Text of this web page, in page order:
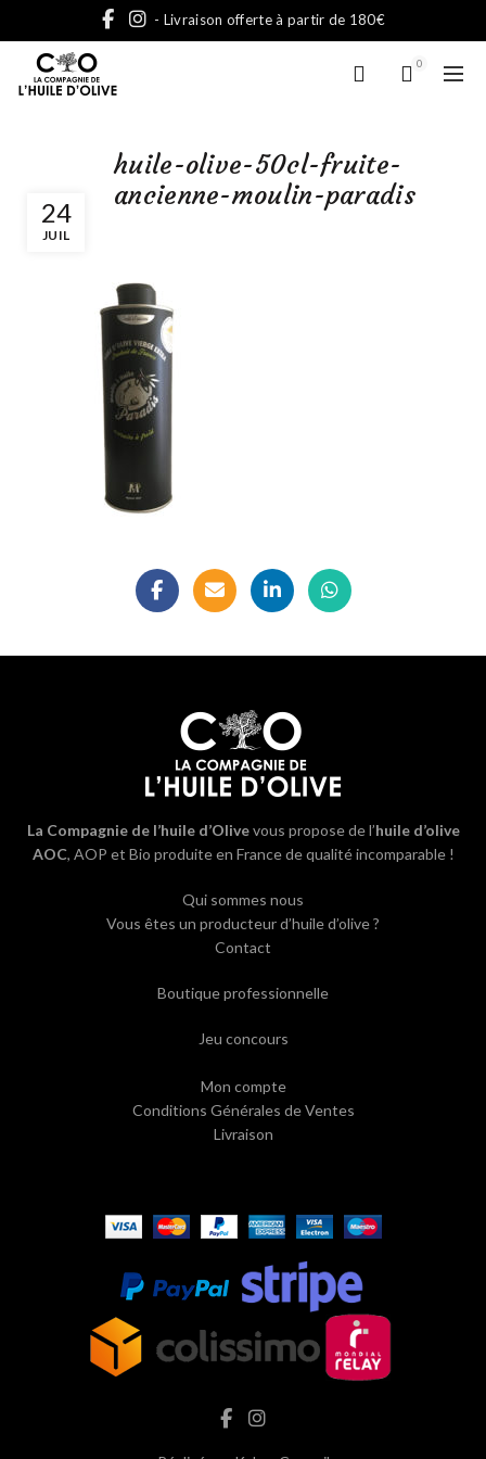
- Livraison offerte à partir de 180€
0
24
JUIL
huile-olive-50cl-fruite-
ancienne-moulin-paradis
La Compagnie de l’huile d’Olivevous propose de l’huile d’olive
AOC, AOP et Bio produite en France de qualité incomparable !
Qui sommes nous
Vous êtes un producteur d’huile d’olive ?
Contact
Boutique professionnelle
Jeu concours
Mon compte
Conditions Générales de Ventes
Livraison